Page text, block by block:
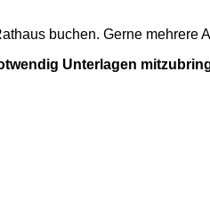
buchen. Gerne
Unterlagen